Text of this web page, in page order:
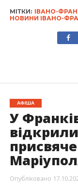
МІТКИ: ІВАНО-
НОВИНИ ІВАНО-
АФІША
У
Опубліковано